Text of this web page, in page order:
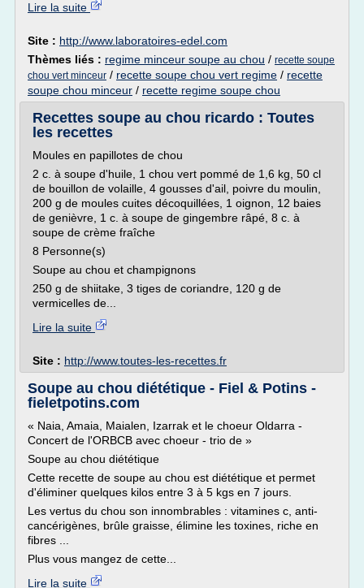
Lire la suite
Site : http://www.laboratoires-edel.com
Thèmes liés : regime minceur soupe au chou / recette soupe
chou vert minceur / recette soupe chou vert regime / recette
soupe chou minceur / recette regime soupe chou
Recettes soupe au chou ricardo : Toutes
les recettes
Moules en papillotes de chou
2 c. à soupe d'huile, 1 chou vert pommé de 1,6 kg, 50 cl
de bouillon de volaille, 4 gousses d'ail, poivre du moulin,
200 g de moules cuites décoquillées, 1 oignon, 12 baies
de genièvre, 1 c. à soupe de gingembre râpé, 8 c. à
soupe de crème fraîche
8 Personne(s)
Soupe au chou et champignons
250 g de shiitake, 3 tiges de coriandre, 120 g de
vermicelles de...
Lire la suite
Site : http://www.toutes-les-recettes.fr
Soupe au chou diététique - Fiel & Potins -
fieletpotins.com
« Naia, Amaia, Maialen, Izarrak et le choeur Oldarra -
Concert de l'ORBCB avec choeur - trio de »
Soupe au chou diététique
Cette recette de soupe au chou est diététique et permet
d'éliminer quelques kilos entre 3 à 5 kgs en 7 jours.
Les vertus du chou son innombrables : vitamines c, anti-
cancérigènes, brûle graisse, élimine les toxines, riche en
fibres ...
Plus vous mangez de cette...
Lire la suite